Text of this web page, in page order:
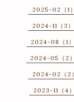
2025-02（1）
2024-11（3）
2024-08（1）
2024-05（2）
2024-02（2）
2023-11（4）